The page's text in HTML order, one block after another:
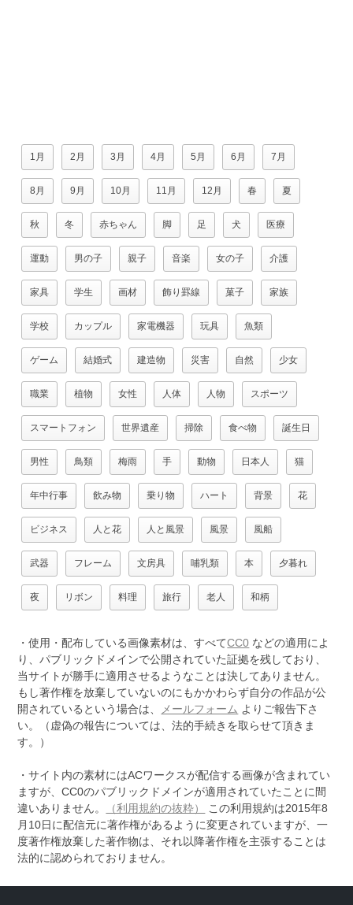
1月 2月 3月 4月 5月 6月 7月
8月 9月 10月 11月 12月 春 夏
秋 冬 赤ちゃん 脚 足 犬 医療
運動 男の子 親子 音楽 女の子 介護
家具 学生 画材 飾り罫線 菓子 家族
学校 カップル 家電機器 玩具 魚類
ゲーム 結婚式 建造物 災害 自然 少女
職業 植物 女性 人体 人物 スポーツ
スマートフォン 世界遺産 掃除 食べ物 誕生日
男性 鳥類 梅雨 手 動物 日本人 猫
年中行事 飲み物 乗り物 ハート 背景 花
ビジネス 人と花 人と風景 風景 風船
武器 フレーム 文房具 哺乳類 本 夕暮れ
夜 リボン 料理 旅行 老人 和柄
・使用・配布している画像素材は、すべてCC0 などの適用によ
り、パブリックドメインで公開されていた証拠を残しており、
当サイトが勝手に適用させるようなことは決してありません。
もし著作権を放棄していないのにもかかわらず自分の作品が公
開されているという場合は、
メールフォーム よりご報告下さ
い。（虚偽の報告については、法的手続きを取らせて頂きま
す。）
・サイト内の素材にはACワークスが配信する画像が含まれてい
ますが、CC0のパブリックドメインが適用されていたことに間
違いありません。
（利用規約の抜粋）
この利用規約は2015年8
月10日に配信元に著作権があるように変更されていますが、一
度著作権放棄した著作物は、それ以降著作権を主張することは
法的に認められておりません。